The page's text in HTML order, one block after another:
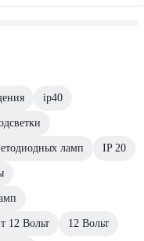
ip40
ламп IP 20
12 Вольт 12 Вольт